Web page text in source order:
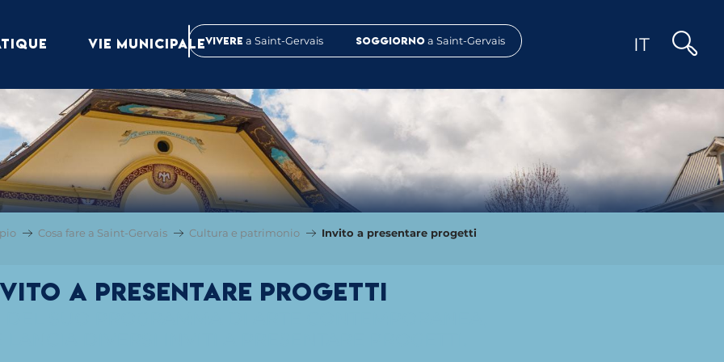
IT
Vivere a Saint-Gervais Soggiorno a Saint-Gervais
VIE MUNICIPALE
Cosa fare a Saint-Gervais Cultura e patrimonio Invito a presentare progetti
a presentare progetti